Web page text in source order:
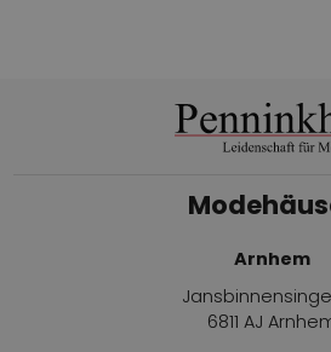
Arnhem
Jansbinnensingel
6811 AJ